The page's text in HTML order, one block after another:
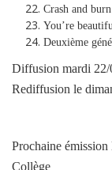
Crash and
You’re
Deuxième
Diffusion mardi 22/
Rediffusion le
Prochaine émission
Collège